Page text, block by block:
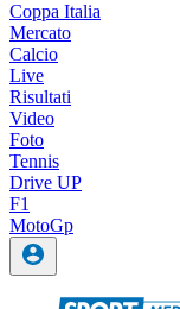
Coppa Italia
Mercato
Calcio
Live
Risultati
Video
Foto
Tennis
Drive UP
F1
MotoGp